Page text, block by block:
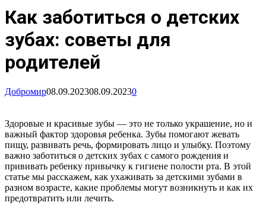
Как заботиться о детских
зубах: советы для
родителей
Добромир08.09.202308.09.20230
Здоровые и красивые зубы — это не только украшение, но и
важный фактор здоровья ребенка. Зубы помогают жевать
пищу, развивать речь, формировать лицо и улыбку. Поэтому
важно заботиться о детских зубах с самого рождения и
прививать ребенку привычку к гигиене полости рта. В этой
статье мы расскажем, как ухаживать за детскими зубами в
разном возрасте, какие проблемы могут возникнуть и как их
предотвратить или лечить.